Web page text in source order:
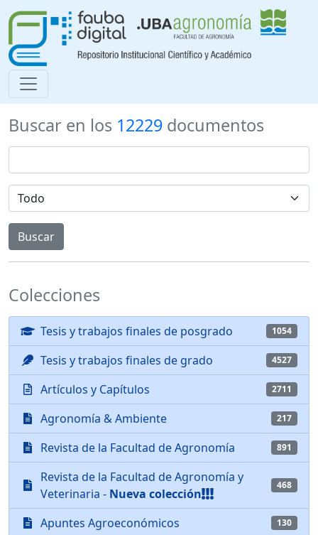
Buscar en los 12229 documentos
Colecciones
Tesis y trabajos finales de posgrado 1054
Tesis y trabajos finales de grado 4527
Artículos y Capítulos 2711
Agronomía & Ambiente 217
Revista de la Facultad de Agronomía 891
Revista de la Facultad de Agronomía y
Veterinaria - Nueva colección
468
Apuntes Agroeconómicos 130